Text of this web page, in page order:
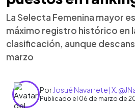
La Selecta Femenina mayor
máximo registro histórico en
clasificación, aunque
marzo
Por Josué Navarrete | X:
Publicado el 06 de marzo de